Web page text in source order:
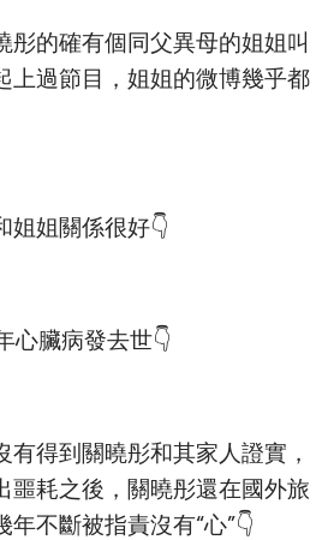
彤的確有個同父異母的姐姐叫
上過節目，姐姐的微博幾乎都
姐姐關係很好👇
心臟病發去世👇
有得到關曉彤和其家人證實，
噩耗之後，關曉彤還在國外旅
不斷被指責沒有“心”👇